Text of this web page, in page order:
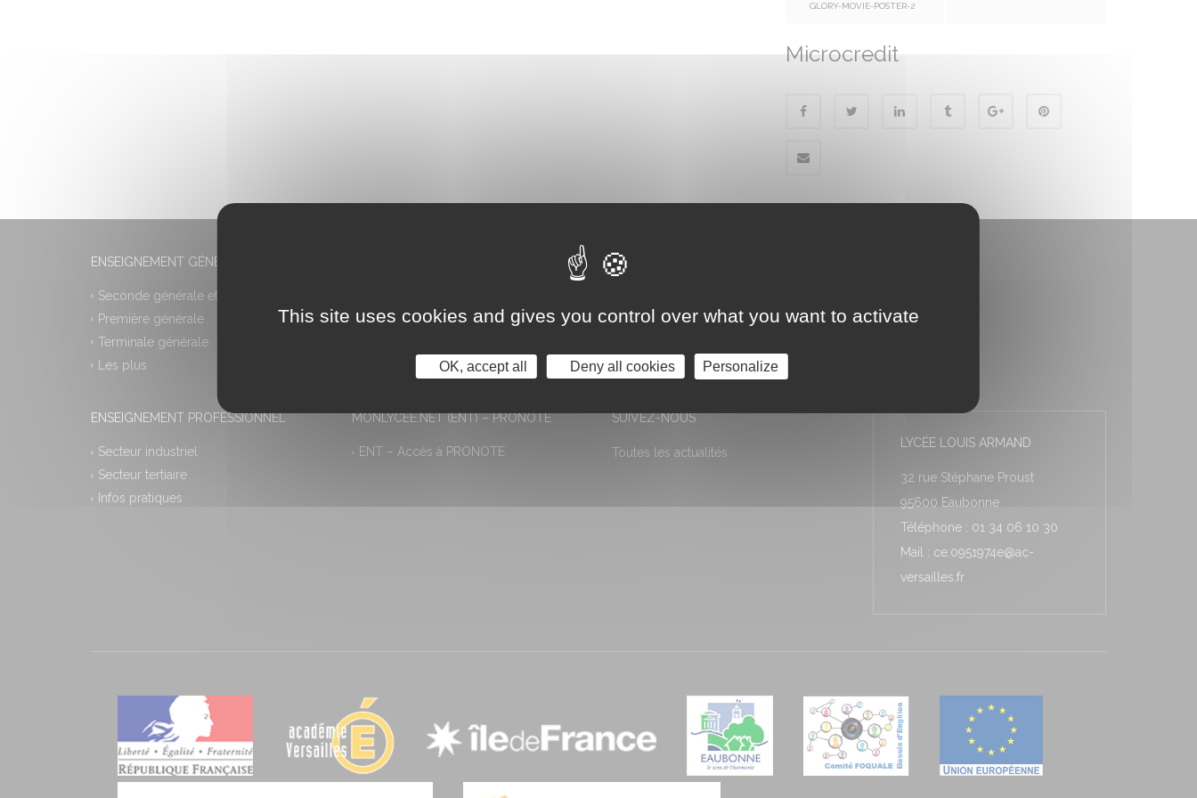
GLORY-MOVIE-POSTER-2
Microcredit
ENSEIGNEMENT GÉNÉRAL
Seconde générale et technologique
Première générale
Terminale générale
Les plus
ENSEIGNEMENT PROFESSIONNEL
Secteur industriel
Secteur tertiaire
Infos pratiques
MONLYCEE.NET (ENT) – PRONOTE
ENT – Accès à PRONOTE
SUIVEZ-NOUS
Toutes les actualités
LYCÉE LOUIS ARMAND
32 rue Stéphane Proust
95600 Eaubonne
Téléphone : 01 34 06 10 30
Mail : ce.0951974e@ac-
versailles.fr
This site uses cookies and gives you control over what you want to activate
OK, accept all Deny all cookies Personalize